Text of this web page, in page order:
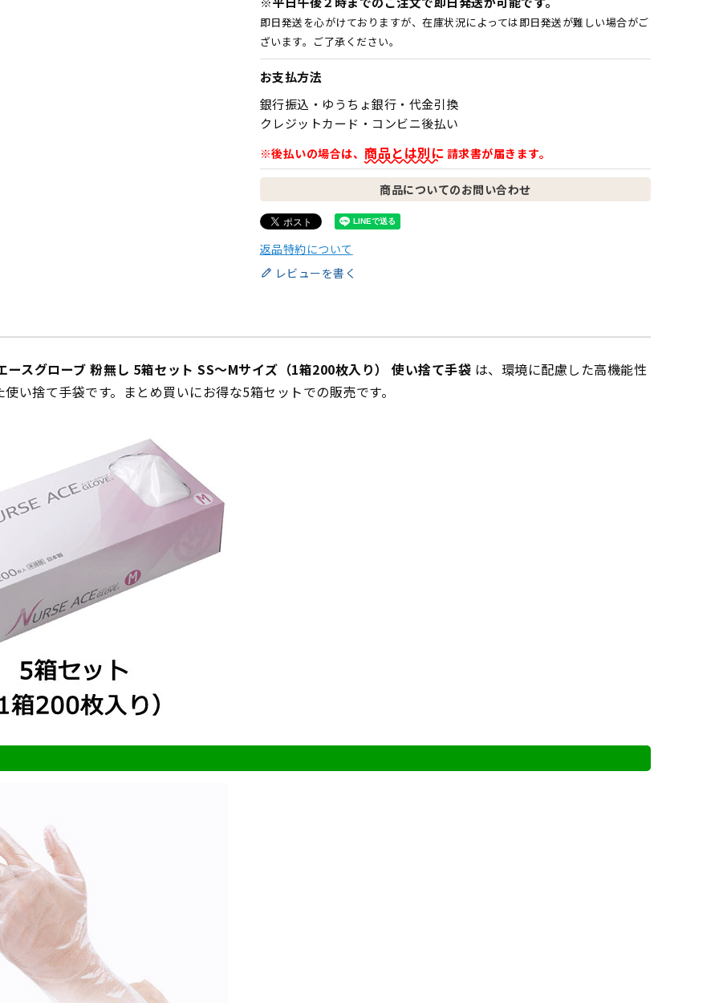
即日発送を心がけておりますが、在庫状況によっては即日発送が難しい場合がご
ざいます。ご了承ください。
お支払方法
銀行振込・ゆうちょ銀行・代金引換
クレジットカード・コンビニ後払い
※後払いの場合は、 商品とは別に 請求書が届きます。
商品についてのお問い合わせ
返品特約について
レビューを書く
ースグローブ 粉無し 5箱セット SS～Mサイズ（1箱200枚入り） 使い捨て手袋 は、環境に配慮した高機能性
い捨て手袋です。まとめ買いにお得な5箱セットでの販売です。